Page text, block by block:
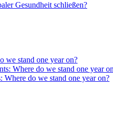
Gesundheit schließen?
we stand one year on?
do we stand one year on?